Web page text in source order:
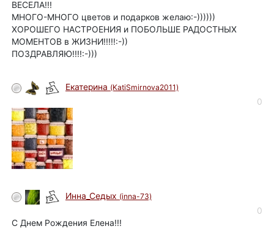
ВЕСЕЛА!!!
МНОГО-МНОГО цветов и подарков желаю:-))))))
ХОРОШЕГО НАСТРОЕНИЯ и ПОБОЛЬШЕ РАДОСТНЫХ
МОМЕНТОВ в ЖИЗНИ!!!!!:-))
ПОЗДРАВЛЯЮ!!!!:-)))
Eкатерина (KatiSmirnova2011)
0
Инна_Седых (inna-73)
0
С Днем Рождения Елена!!!